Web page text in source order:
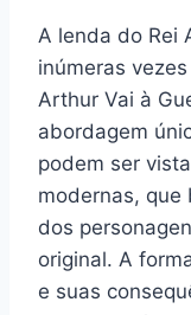
A lenda do Rei
inúmeras
Arthur Vai à
abordagem
podem ser
modernas, que
dos
original. A
e suas